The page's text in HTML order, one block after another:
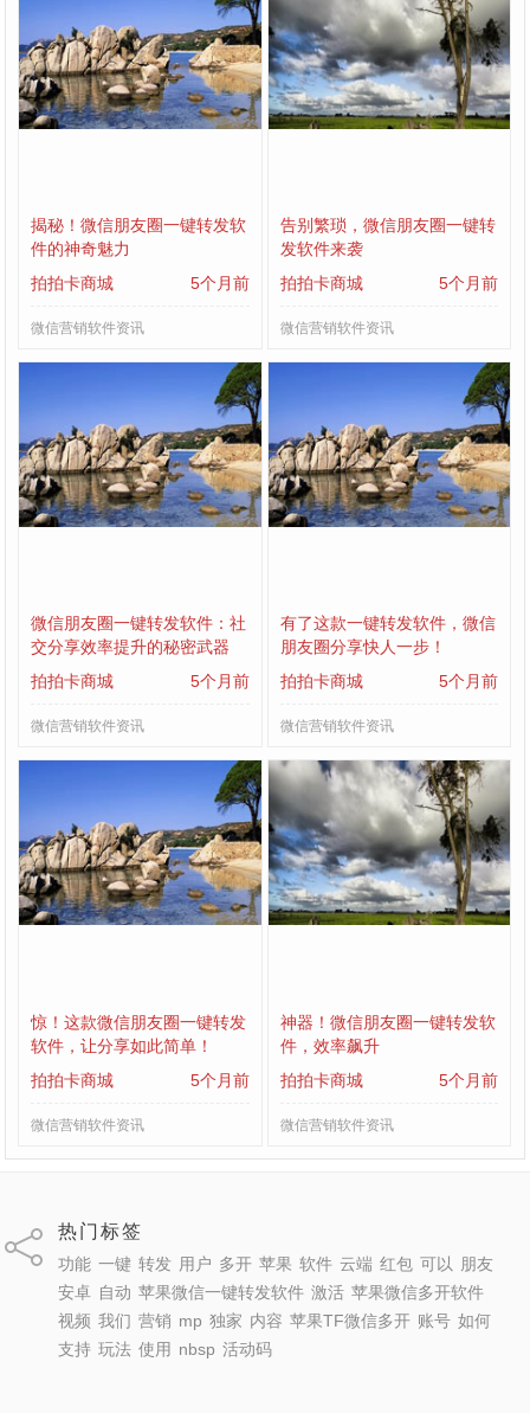
揭秘！微信朋友圈一键转发软
件的神奇魅力
拍拍卡商城
5个月前
微信营销软件资讯
告别繁琐，微信朋友圈一键转
发软件来袭
拍拍卡商城
5个月前
微信营销软件资讯
微信朋友圈一键转发软件：社
交分享效率提升的秘密武器
拍拍卡商城
5个月前
微信营销软件资讯
有了这款一键转发软件，微信
朋友圈分享快人一步！
拍拍卡商城
5个月前
微信营销软件资讯
惊！这款微信朋友圈一键转发
软件，让分享如此简单！
拍拍卡商城
5个月前
微信营销软件资讯
神器！微信朋友圈一键转发软
件，效率飙升
拍拍卡商城
5个月前
微信营销软件资讯
热门标签
功能 一键 转发 用户 多开 苹果 软件 云端 红包 可以
朋友
安卓 自动 苹果微信一键转发软件 激活 苹果微信多开软件
视频 我们 营销 mp 独家 内容 苹果TF微信多开 账号 如何
支持 玩法 使用 nbsp 活动码